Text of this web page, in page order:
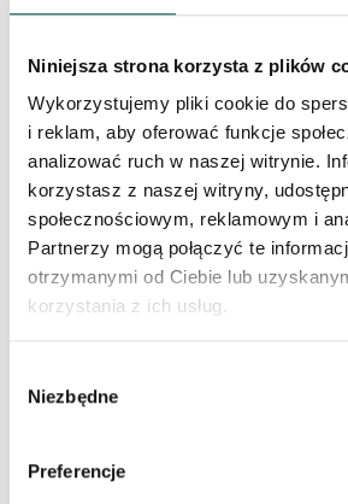
Niniejsza strona korzysta z plików
Wykorzystujemy pliki cookie do
i reklam, aby oferować funkcje
analizować ruch w naszej witrynie.
korzystasz z naszej witryny,
społecznościowym, reklamowym i
Partnerzy mogą połączyć te
otrzymanymi od Ciebie lub
korzystania z ich usług.
zgody
Niezbędne
Preferencje
Kuchnia z granitowymi